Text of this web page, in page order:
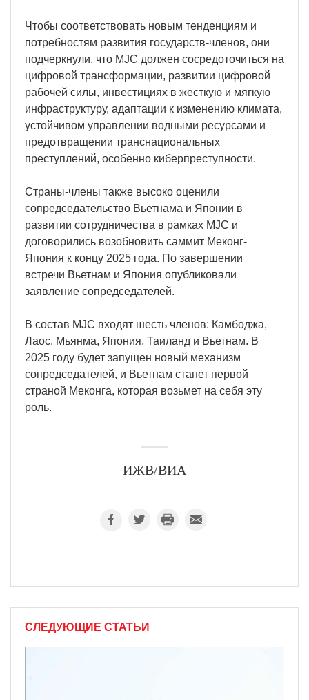
Чтобы соответствовать новым тенденциям и
потребностям развития государств-членов, они
подчеркнули, что MJC должен сосредоточиться на
цифровой трансформации, развитии цифровой
рабочей силы, инвестициях в жесткую и мягкую
инфраструктуру, адаптации к изменению климата,
устойчивом управлении водными ресурсами и
предотвращении транснациональных
преступлений, особенно киберпреступности.
Страны-члены также высоко оценили
сопредседательство Вьетнама и Японии в
развитии сотрудничества в рамках MJC и
договорились возобновить саммит Меконг-
Япония к концу 2025 года. По завершении
встречи Вьетнам и Япония опубликовали
заявление сопредседателей.
В состав MJC входят шесть членов: Камбоджа,
Лаос, Мьянма, Япония, Таиланд и Вьетнам. В
2025 году будет запущен новый механизм
сопредседателей, и Вьетнам станет первой
страной Меконга, которая возьмет на себя эту
роль.
ИЖВ/ВИА
СЛЕДУЮЩИЕ СТАТЬИ